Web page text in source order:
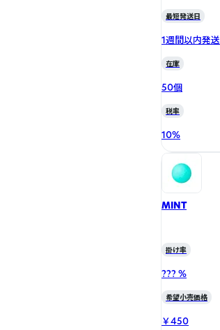
最短発送日
1週間以内発送
在庫
50個
税率
10%
MINT
掛け率
??? %
希望小売価格
￥450